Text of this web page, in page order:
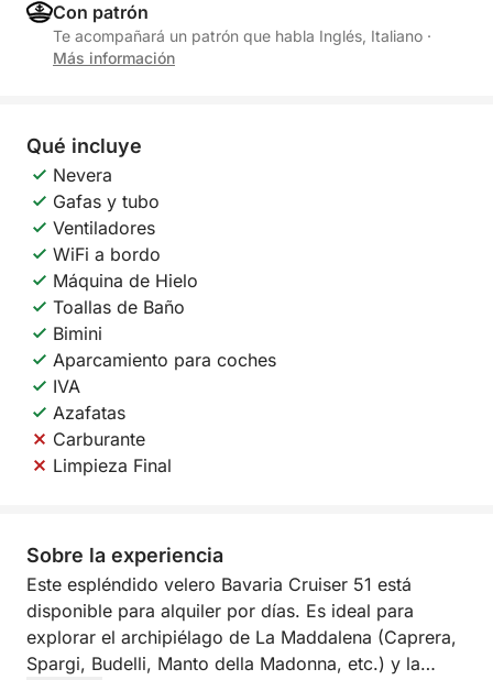
Con patrón
Te acompañará un patrón que habla Inglés, Italiano ·
Más información
Qué incluye
Nevera
Gafas y tubo
Ventiladores
WiFi a bordo
Máquina de Hielo
Toallas de Baño
Bimini
Aparcamiento para coches
IVA
Azafatas
Carburante
Limpieza Final
Sobre la experiencia
Este espléndido velero Bavaria Cruiser 51 está
disponible para alquiler por días. Es ideal para
explorar el archipiélago de La Maddalena (Caprera,
Spargi, Budelli, Manto della Madonna, etc.) y la